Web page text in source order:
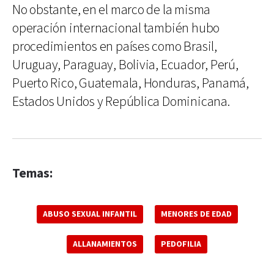
No obstante, en el marco de la misma
operación internacional también hubo
procedimientos en países como Brasil,
Uruguay, Paraguay, Bolivia, Ecuador, Perú,
Puerto Rico, Guatemala, Honduras, Panamá,
Estados Unidos y República Dominicana.
Temas:
ABUSO SEXUAL INFANTIL MENORES DE EDAD
ALLANAMIENTOS PEDOFILIA